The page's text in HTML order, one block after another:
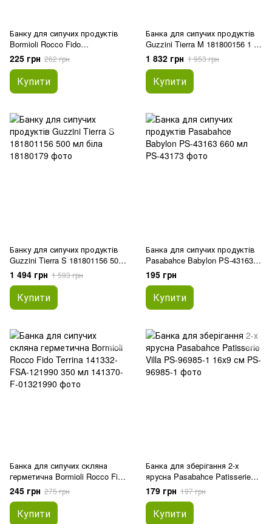
Банку для сипучих продуктів
Bormioli Rocco Fido
149210417321991 500 мл
225 грн 262 грн
Купити
Банка для сипучих продуктів
Guzzini Tierra M 181800156 1 л
біла
1 832 грн 1 953 грн
Купити
Банку для сипучих продуктів
Guzzini Tierra S 181801156 500
мл біла
1 494 грн 1 593 грн
Купити
Банка для сипучих продуктів
Pasabahce Babylon PS-43163
660 мл
195 грн
Купити
Банка для сипучих скляна
герметична Bormioli Rocco Fido
Terrina 141332-FSA-121990 350
мл
245 грн 275 грн
Купити
Банка для зберігання 2-х
ярусна Pasabahce Patisserie
Villa PS-96985-1 16х9 см
179 грн 197 грн
Купити